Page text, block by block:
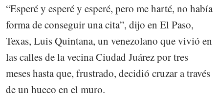
“Esperé y esperé y esperé, pero me harté, no había
forma de conseguir una cita”, dijo en El Paso,
Texas, Luis Quintana, un venezolano que vivió en
las calles de la vecina Ciudad Juárez por tres
meses hasta que, frustrado, decidió cruzar a través
de un hueco en el muro.